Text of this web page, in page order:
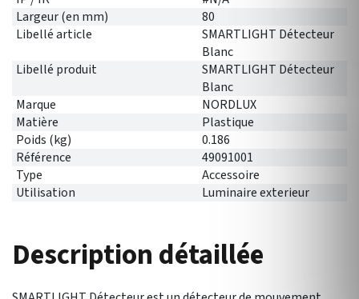
Largeur (en mm)
80
Libellé article
SMARTLIGHT Détecteur
Blanc
Libellé produit
SMARTLIGHT Détecteur
Blanc
Marque
NORDLUX
Matière
Plastique
Poids (kg)
0.186
Référence
49091001
Type
Accessoire
Utilisation
Luminaire exterieur
Description détaillée